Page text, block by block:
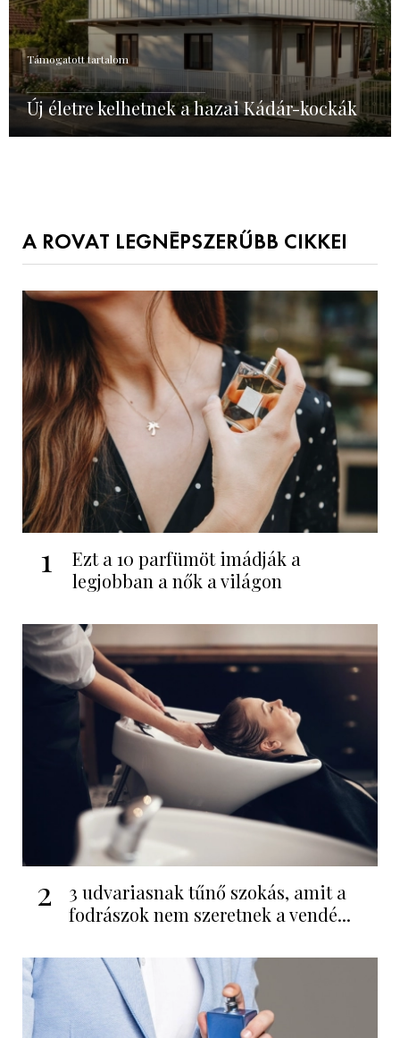
Támogatott tartalom
Új életre kelhetnek a hazai Kádár-kockák
A ROVAT LEGNÉPSZERŰBB CIKKEI
1
Ezt a 10 parfümöt imádják a
legjobban a nők a világon
2
3 udvariasnak tűnő szokás, amit a
fodrászok nem szeretnek a vendé...